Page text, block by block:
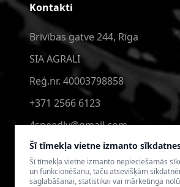
Šī tīmekļa vietne izmanto
Šī tīmekļa vietne izmanto nepieciešamās
un funkcionēšanu, taču atsevišķām
saglabāšanai, statistikai vai mārketinga
Kontakti
Brīvības gatve 244, Rīga
SIA AGRALI
Reģ.nr. 40003798858
+371 2566 6123
4speedlv@gmail.com